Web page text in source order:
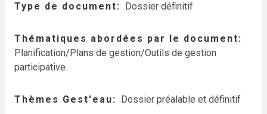
Type de document Dossier définitif
Thématiques abordées par le document
Planification/Plans de gestion/Outils de gestion
participative
Thèmes Gest'eau Dossier préalable et définitif